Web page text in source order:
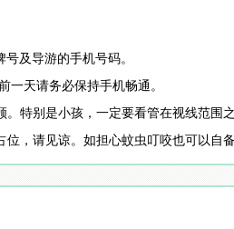
及导游的手机号码。
一天请务必保持手机畅通。
特别是小孩，一定要看管在视线范围之
，请见谅。如担心蚊虫叮咬也可以自备